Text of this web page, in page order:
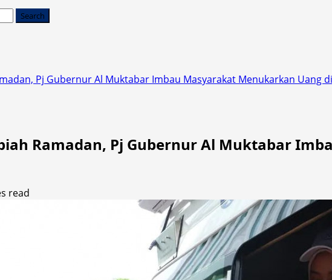
Pj Gubernur Al Muktabar Imbau Masyarakat Menukarkan Uang
Ramadan, Pj Gubernur Al Muktabar
read